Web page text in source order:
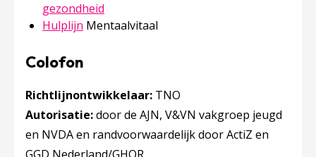
gezondheid
Hulplijn Mentaalvitaal
Colofon
Richtlijnontwikkelaar: TNO
Autorisatie:door de AJN, V&VN vakgroep jeugd
en NVDA en randvoorwaardelijk door ActiZ en